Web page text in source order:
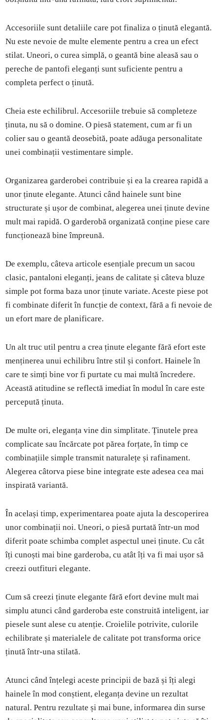
Accesoriile sunt detaliile care pot finaliza o ținută elegantă.
Nu este nevoie de multe elemente pentru a crea un efect
stilat. Uneori, o curea simplă, o geantă bine aleasă sau o
pereche de pantofi eleganți sunt suficiente pentru a
completa perfect o ținută.
Cheia este echilibrul. Accesoriile trebuie să completeze
ținuta, nu să o domine. O piesă statement, cum ar fi un
colier sau o geantă deosebită, poate adăuga personalitate
unei combinații vestimentare simple.
Organizarea garderobei contribuie și ea la crearea rapidă a
unor ținute elegante. Atunci când hainele sunt bine
structurate și ușor de combinat, alegerea unei ținute devine
mult mai rapidă. O garderobă organizată conține piese care
funcționează bine împreună.
De exemplu, câteva articole esențiale precum un sacou
clasic, pantaloni eleganți, jeans de calitate și câteva bluze
simple pot forma baza unor ținute variate. Aceste piese pot
fi combinate diferit în funcție de context, fără a fi nevoie de
un efort mare de planificare.
Un alt truc util pentru a crea ținute elegante fără efort este
menținerea unui echilibru între stil și confort. Hainele în
care te simți bine vor fi purtate cu mai multă încredere.
Această atitudine se reflectă imediat în modul în care este
percepută ținuta.
De multe ori, eleganța vine din simplitate. Ținutele prea
complicate sau încărcate pot părea forțate, în timp ce
combinațiile simple transmit naturalețe și rafinament.
Alegerea câtorva piese bine integrate este adesea cea mai
inspirată variantă.
În același timp, experimentarea poate ajuta la descoperirea
unor combinații noi. Uneori, o piesă purtată într-un mod
diferit poate schimba complet aspectul unei ținute. Cu cât
îți cunoști mai bine garderoba, cu atât îți va fi mai ușor să
creezi outfituri elegante.
Cum să creezi ținute elegante fără efort devine mult mai
simplu atunci când garderoba este construită inteligent, iar
piesele sunt alese cu atenție. Croielile potrivite, culorile
echilibrate și materialele de calitate pot transforma orice
ținută într-una stilată.
Atunci când înțelegi aceste principii de bază și îți alegi
hainele în mod conștient, eleganța devine un rezultat
natural. Pentru rezultate și mai bune, informarea din surse